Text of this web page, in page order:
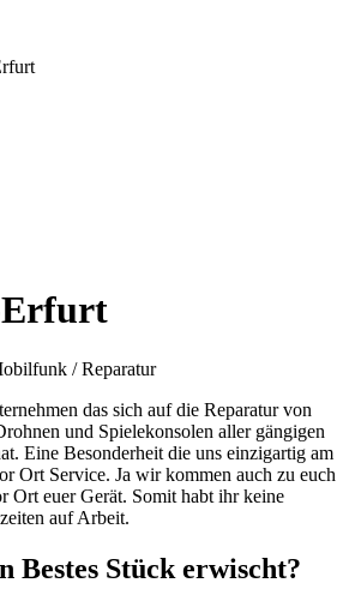
Erfurt
/ Reparatur
das sich auf die Reparatur von
und Spielekonsolen aller gängigen
Eine Besonderheit die uns einzigartig am
Ort Service. Ja wir kommen auch zu euch
Ort euer Gerät. Somit habt ihr keine
auf Arbeit.
Bestes Stück erwischt?